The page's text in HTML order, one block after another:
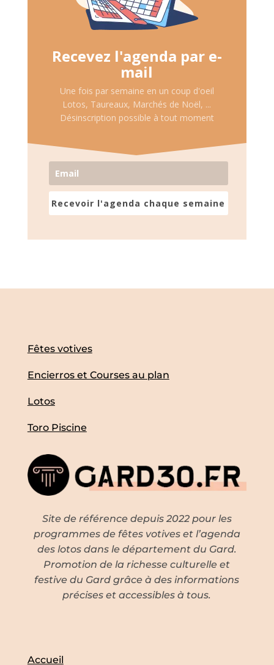
Recevez l'agenda par e-
mail
Une fois par semaine en un coup d'oeil
Lotos, Taureaux, Marchés de Noël, ...
Désinscription possible à tout moment
Recevoir l'agenda chaque semaine
Fêtes votives
Encierros et Courses au plan
Lotos
Toro Piscine
Site de référence depuis 2022 pour les
programmes de fêtes votives et l’agenda
des lotos dans le département du Gard.
Promotion de la richesse culturelle et
festive du Gard grâce à des informations
précises et accessibles à tous.
Accueil